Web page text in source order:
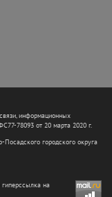
информационных
78093 от 20 марта 2020 г.
городского округа
на